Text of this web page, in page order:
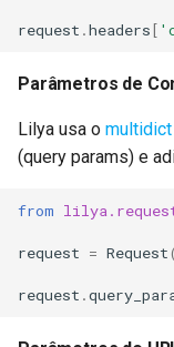
request .headers[
Parâmetros de
Lilya usa o multidict
(query params) e
from
request = Request(
request .